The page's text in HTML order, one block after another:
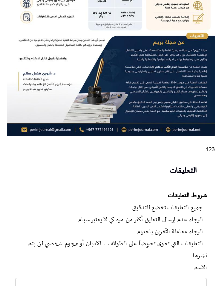
123
التعليقات
شروط التعليقات
- جميع التعليقات تخضع للتدقيق.
- الرجاء عدم إرسال التعليق أكثر من مرة كي لا يعتبر سبام
- الرجاء معاملة الآخرين باحترام.
- التعليقات التي تحوي تحريضاً على الطوائف ، الاديان أو هجوم شخصي لن يتم
نشرها
الاسم